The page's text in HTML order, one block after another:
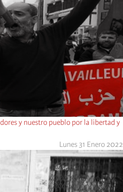
y nuestro pueblo por la libertad y
Lunes 31 Enero 2022